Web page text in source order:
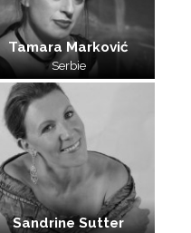
Tamara Marković
Serbie
Sandrine Sutter